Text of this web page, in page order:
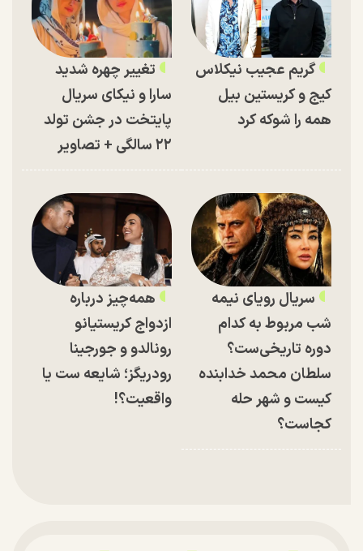
گریم عجیب نیکلاس
کیج و کریستین بیل
همه را شوکه کرد
تغییر چهره شدید
سارا و نیکای سریال
پایتخت در جشن تولد
۲۲ سالگی + تصاویر
سریال رویای نیمه
شب مربوط به کدام
دوره تاریخی‌ست؟
سلطان محمد خدابنده
کیست و شهر حله
کجاست؟
همه‌چیز درباره
ازدواج کریستیانو
رونالدو و جورجینا
رودریگز؛ شایعه ست یا
واقعیت؟!